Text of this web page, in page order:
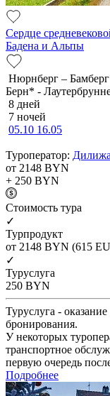
Сердце
Бадена и Альпы
Нюрнберг –
Берн* -
8 дней
7 ночей
05.10 16.05
Туроператор:
от 2148 BYN
+ 250 BYN
Cтоимость тура
✓
Турпродукт
от 2148 BYN (615
✓
Туруслуга
250 BYN
Туруслуга -
бронирования.
У некоторых
транспортное
первую очередь
Подробнее